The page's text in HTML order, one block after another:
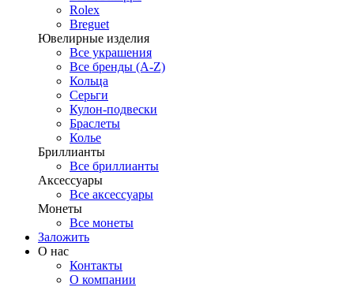
Rolex
Breguet
Ювелирные изделия
Все украшения
Все бренды (A-Z)
Кольца
Серьги
Кулон-подвески
Браслеты
Колье
Бриллианты
Все бриллианты
Аксессуары
Все аксессуары
Монеты
Все монеты
Заложить
О нас
Контакты
О компании